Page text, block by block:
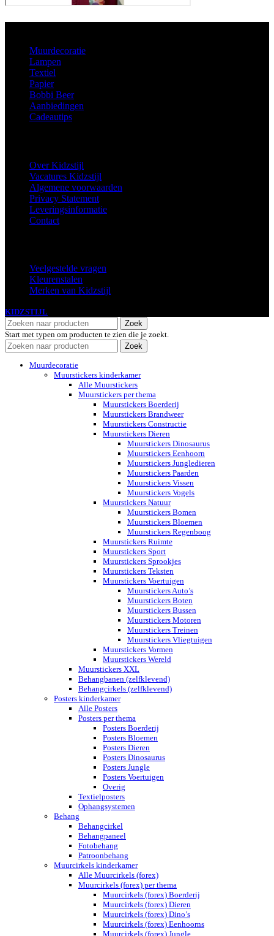
Muurdecoratie
Lampen
Textiel
Papier
Bobbi Beer
Aanbiedingen
Cadeautips
Over Kidzstijl
Vacatures Kidzstijl
Algemene voorwaarden
Privacy Statement
Leveringsinformatie
Contact
Veelgestelde vragen
Kleurenstalen
Merken van Kidzstijl
KIDZSTIJL
Zoek
Start met typen om producten te zien die je zoekt.
Zoek
Muurdecoratie
Muurstickers kinderkamer
Alle Muurstickers
Muurstickers per thema
Muurstickers Boerderij
Muurstickers Brandweer
Muurstickers Constructie
Muurstickers Dieren
Muurstickers Dinosaurus
Muurstickers Eenhoorn
Muurstickers Jungledieren
Muurstickers Paarden
Muurstickers Vissen
Muurstickers Vogels
Muurstickers Natuur
Muurstickers Bomen
Muurstickers Bloemen
Muurstickers Regenboog
Muurstickers Ruimte
Muurstickers Sport
Muurstickers Sprookjes
Muurstickers Teksten
Muurstickers Voertuigen
Muurstickers Auto’s
Muurstickers Boten
Muurstickers Bussen
Muurstickers Motoren
Muurstickers Treinen
Muurstickers Vliegtuigen
Muurstickers Vormen
Muurstickers Wereld
Muurstickers XXL
Behangbanen (zelfklevend)
Behangcirkels (zelfklevend)
Posters kinderkamer
Alle Posters
Posters per thema
Posters Boerderij
Posters Bloemen
Posters Dieren
Posters Dinosaurus
Posters Jungle
Posters Voertuigen
Overig
Textielposters
Ophangsystemen
Behang
Behangcirkel
Behangpaneel
Fotobehang
Patroonbehang
Muurcirkels kinderkamer
Alle Muurcirkels (forex)
Muurcirkels (forex) per thema
Muurcirkels (forex) Boerderij
Muurcirkels (forex) Dieren
Muurcirkels (forex) Dino’s
Muurcirkels (forex) Eenhoorns
Muurcirkels (forex) Jungle